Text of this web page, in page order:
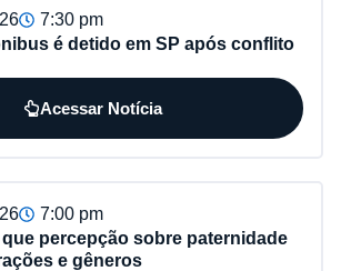
7:30 pm
é detido em SP após conflito
Acessar Notícia
7:00 pm
percepção sobre paternidade
e gêneros